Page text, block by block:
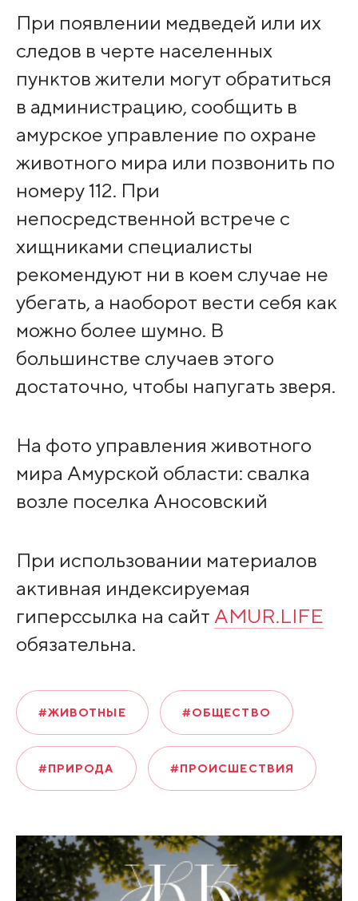
При появлении медведей или их
следов в черте населенных
пунктов жители могут обратиться
в администрацию, сообщить в
амурское управление по охране
животного мира или позвонить по
номеру 112. При
непосредственной встрече с
хищниками специалисты
рекомендуют ни в коем случае не
убегать, а наоборот вести себя как
можно более шумно. В
большинстве случаев этого
достаточно, чтобы напугать зверя.
На фото управления животного
мира Амурской области: свалка
возле поселка Аносовский
При использовании материалов
активная индексируемая
гиперссылка на сайт AMUR.LIFE
обязательна.
#ЖИВОТНЫЕ #ОБЩЕСТВО
#ПРИРОДА #ПРОИСШЕСТВИЯ